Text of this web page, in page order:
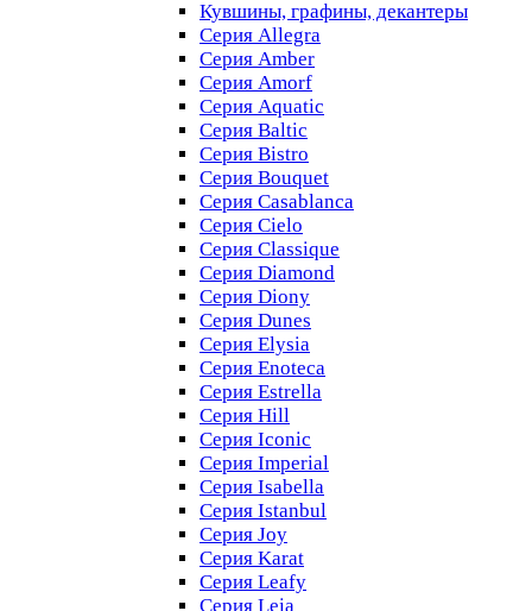
Кувшины, графины, декантеры
Серия Allegra
Серия Amber
Серия Amorf
Серия Aquatic
Серия Baltic
Серия Bistro
Серия Bouquet
Серия Casablanсa
Серия Cielo
Серия Classique
Серия Diamond
Серия Diony
Серия Dunes
Серия Elysia
Серия Enoteca
Серия Estrella
Серия Hill
Серия Iconic
Серия Imperial
Серия Isabella
Серия Istanbul
Серия Joy
Серия Karat
Серия Leafy
Серия Leia